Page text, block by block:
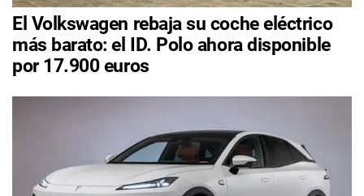
El Volkswagen rebaja su coche eléctrico
más barato: el ID. Polo ahora disponible
por 17.900 euros